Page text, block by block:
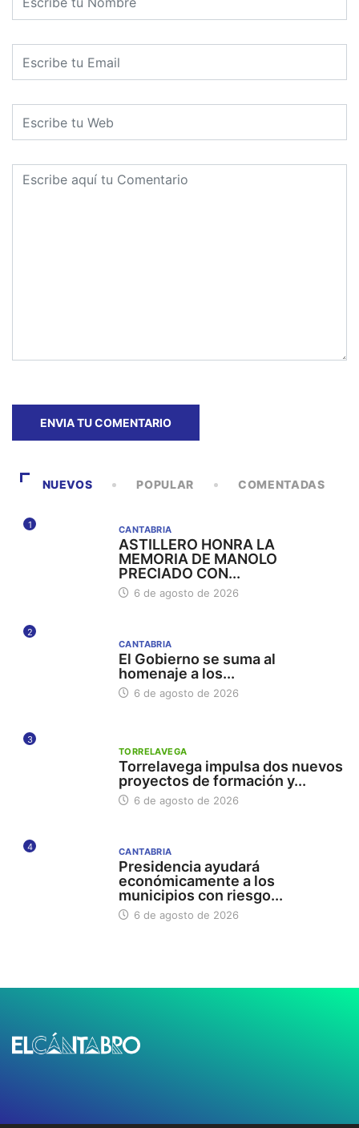
NUEVOS POPULAR COMENTADAS
1 CANTABRIA
ASTILLERO HONRA LA
MEMORIA DE MANOLO
PRECIADO CON...
6 de agosto de 2026
2
CANTABRIA
El Gobierno se suma al
homenaje a los...
6 de agosto de 2026
3
TORRELAVEGA
Torrelavega impulsa dos nuevos
proyectos de formación y...
6 de agosto de 2026
4 CANTABRIA
Presidencia ayudará
económicamente a los
municipios con riesgo...
6 de agosto de 2026